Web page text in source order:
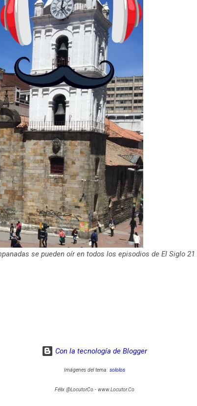
se pueden oír en todos los episodios de El Siglo 21
Con la tecnología de Blogger
Imágenes del tema: sololos
Félix @LocutorCo - www.Locutor.Co